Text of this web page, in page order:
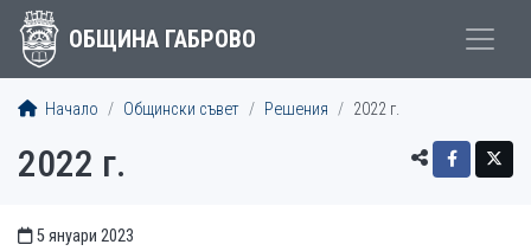
ОБЩИНА ГАБРОВО
Начало Общински съвет Решения 2022 г.
2022 г.
5 януари 2023